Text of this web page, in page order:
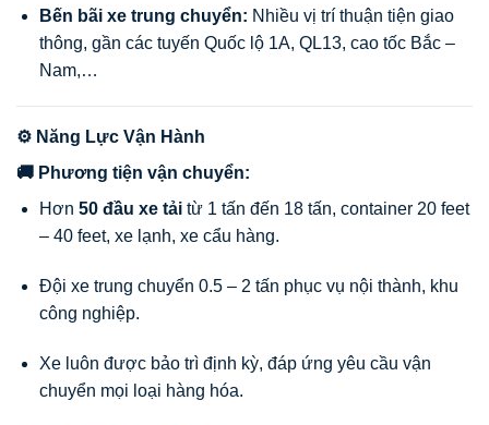
Bến bãi xe trung chuyển: Nhiều vị trí thuận tiện giao
thông, gần các tuyến Quốc lộ 1A, QL13, cao tốc Bắc –
Nam,…
⚙️ Năng Lực Vận Hành
🚚 Phương tiện vận chuyển:
Hơn 50 đầu xe tảitừ 1 tấn đến 18 tấn, container 20 feet
– 40 feet, xe lạnh, xe cẩu hàng.
Đội xe trung chuyển 0.5 – 2 tấn phục vụ nội thành, khu
công nghiệp.
Xe luôn được bảo trì định kỳ, đáp ứng yêu cầu vận
chuyển mọi loại hàng hóa.